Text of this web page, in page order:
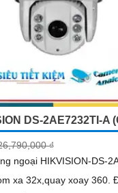
DS-2AE7232TI-A
₫
ngoại HIKVISION-DS-
xoay 360. Độ phân giải HD